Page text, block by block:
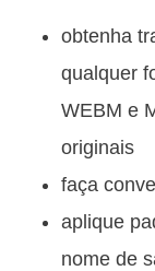
obtenha
qualquer
WEBM e
originais
faça
aplique
nome de